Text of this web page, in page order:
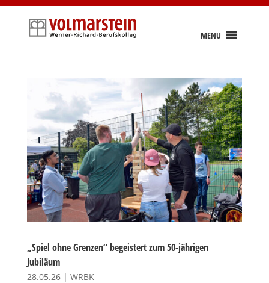
Skip
content
MENU
„Spiel ohne Grenzen“ begeistert zum 50-jährigen
Jubiläum
28.05.26| WRBK